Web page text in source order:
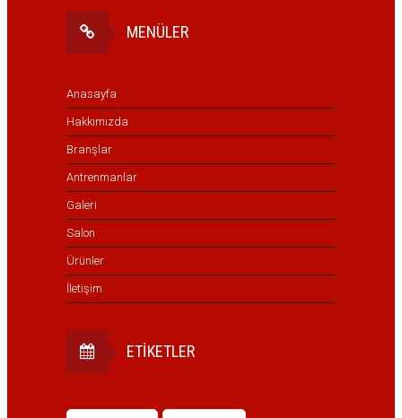
MENÜLER
Anasayfa
Hakkımızda
Branşlar
Antrenmanlar
Galeri
Salon
Ürünler
İletişim
ETIKETLER